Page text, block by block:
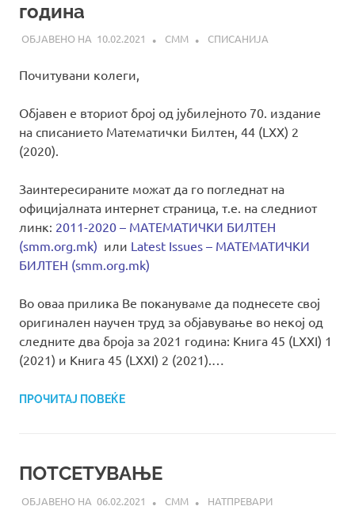
година
10.02.2021 СММ СПИСАНИЈА
Почитувани колеги,
Објавен е вториот број од јубилејното 70. издание
на списанието Матeматички Билтен, 44 (LXX) 2
(2020).
Заинтересираните можат да го погледнат на
официјалната интернет страница, т.е. на следниот
линк: 2011-2020 – МАТЕМАТИЧКИ БИЛТЕН
(smm.org.mk) или Latest Issues – МАТЕМАТИЧКИ
БИЛТЕН (smm.org.mk)
Во оваа прилика Ве покануваме да поднесете свој
оригинален научен труд за објавување во некој од
следните два броја за 2021 година: Книга 45 (LXXI) 1
(2021) и Книга 45 (LXXI) 2 (2021).…
ПРОЧИТАЈ ПОВЕЌЕ
ПОТСЕТУВАЊЕ
06.02.2021 СММ НАТПРЕВАРИ